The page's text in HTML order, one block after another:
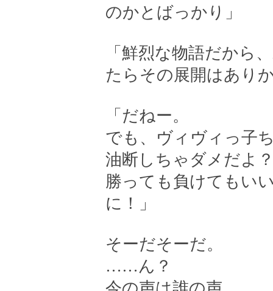
のかとばっかり」
「鮮烈な物語だから
たらその展開はあり
「だねー。
でも、ヴィヴィっ子
油断しちゃダメだよ
勝っても負けてもい
に！」
そーだそーだ。
……ん？